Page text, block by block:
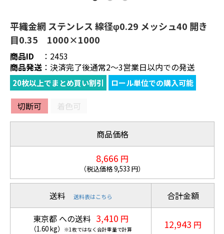
平織金網 ステンレス 線径φ0.29 メッシュ40 開き
目0.35 1000×1000
商品ID ： 2453
商品発送 ： 決済完了後通常2～3営業日以内での発送
20枚以上でまとめ買い割引 ロール単位での購入可能
切断可 着色可
商品価格
8,666 円
（税込価格9,533 円）
送料 送料表はこちら
東京都 への送料 3,410 円
（1.60kg） ※1枚ではなく合計重量で計算
合計金額
12,943 円